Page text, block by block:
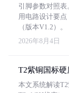
引脚参数对照
用电路设计要
（版本V1.2）。
2026年8月4日
T2紫铜国标
本文系统解读